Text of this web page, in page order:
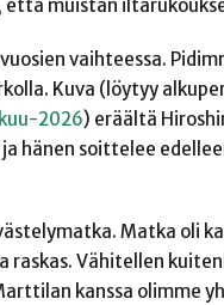
muistan
vaihteessa.
Kuva (löytyy
2026) eräältä
hänen soittelee
Matka oli
raskas. Vähitellen
kanssa olimme